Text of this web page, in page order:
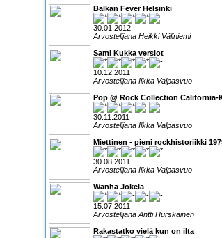
Balkan Fever Helsinki
30.01.2012
Arvostelijana Heikki Väliniemi
Sami Kukka versiot
10.12.2011
Arvostelijana Ilkka Valpasvuo
Pop @ Rock Collection California-
30.11.2011
Arvostelijana Ilkka Valpasvuo
Miettinen - pieni rockhistoriikki
30.08.2011
Arvostelijana Ilkka Valpasvuo
Wanha Jokela
15.07.2011
Arvostelijana Antti Hurskainen
Rakastatko vielä kun on ilta